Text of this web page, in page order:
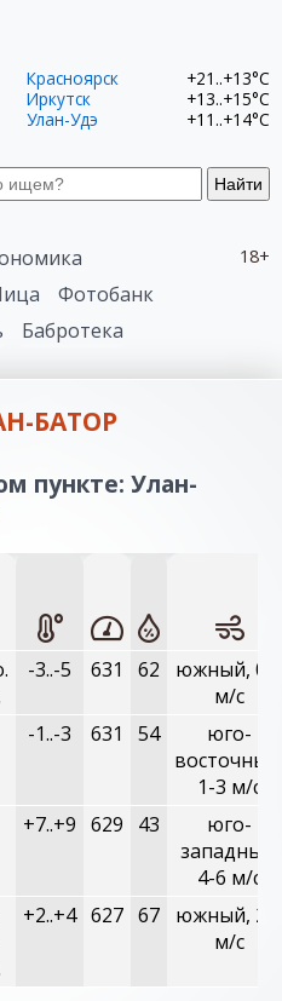
Найти
Красноярск
+21..+13°C
Иркутск
+13..+15°C
Улан-Удэ
+11..+14°C
18+
Фотобанк
Бабротека
БАТОР
пункте: Улан-
-3..-5 631 62
южный, 0-
м/с
-1..-3 631 54
юго-
1-3 м/с
+7..+9 629 43
юго-
западный,
4-6 м/с
+2..+4 627 67
южный, 2-
м/с